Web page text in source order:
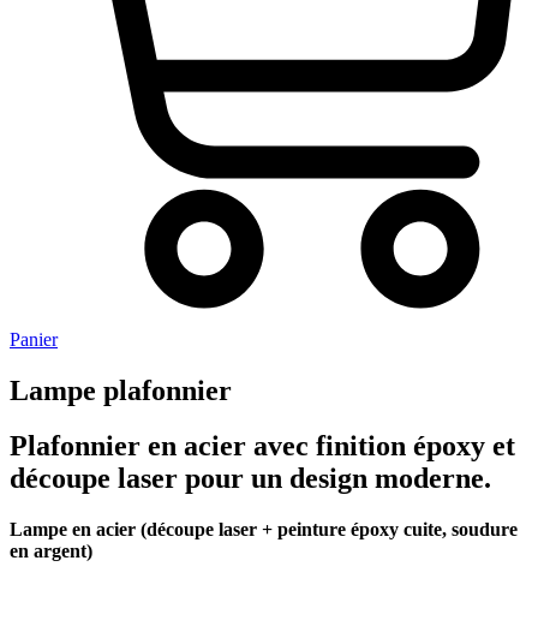
Panier
Lampe plafonnier
Plafonnier en acier avec finition époxy et
découpe laser pour un design moderne.
Lampe en acier (découpe laser + peinture époxy cuite, soudure
en argent)